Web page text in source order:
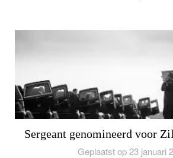
Sergeant genomineerd voor
Geplaatst op 23 januari